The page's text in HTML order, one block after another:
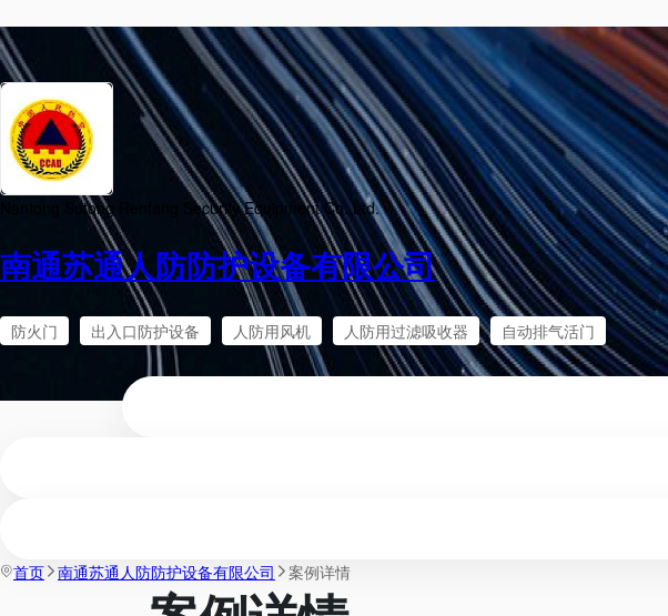
Nantong Sutong Renfang Security Equipment Co.,Ltd.
南通苏通人防防护设备有限公司
防火门 出入口防护设备 人防用风机 人防用过滤吸收器 自动排气活门
首页 南通苏通人防防护设备有限公司 案例详情